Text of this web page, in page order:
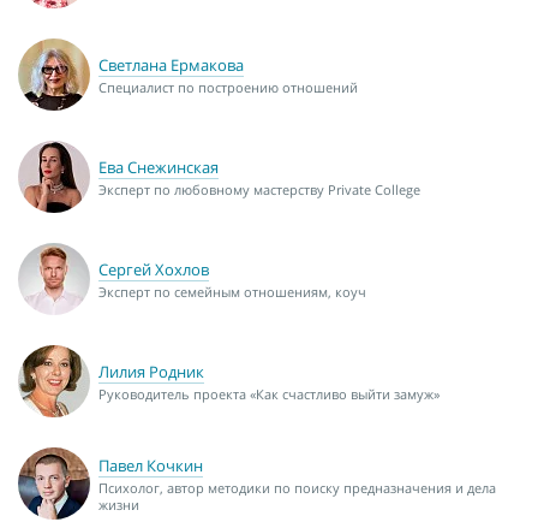
Светлана Ермакова
Специалист по построению отношений
Ева Снежинская
Эксперт по любовному мастерству Private College
Сергей Хохлов
Эксперт по семейным отношениям, коуч
Лилия Родник
Руководитель проекта «Как счастливо выйти замуж»
Павел Кочкин
Психолог, автор методики по поиску предназначения и дела
жизни